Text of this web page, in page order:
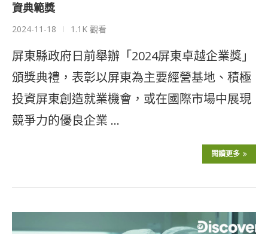
資典範獎
2024-11-18 1.1K 觀看
屏東縣政府日前舉辦「2024屏東卓越企業獎」
頒獎典禮，表彰以屏東為主要經營基地、積極
投資屏東創造就業機會，或在國際市場中展現
競爭力的優良企業 …
閱讀更多